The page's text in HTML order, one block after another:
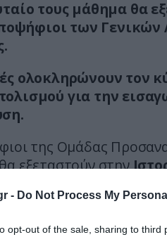
- Do Not Process My
opt-out of the sale, sharing to
τους μάθημα θα
των Γενικών
ολοκληρώνουν τον
για την
της Ομάδας
εξεταστούν στην